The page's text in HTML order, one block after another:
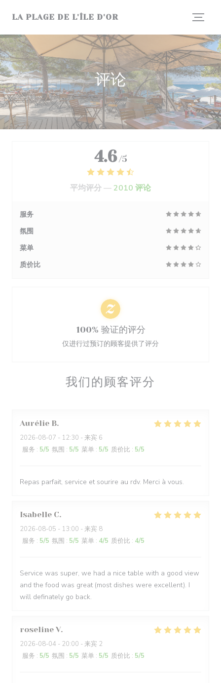
LA PLAGE DE L'ÎLE D'OR
评论
我们的顾客评分
Aurélie B
2026-08-07 - 12:30 - 来宾 6
服务 : 5/5 氛围 : 5/5 菜单 : 5/5 质价比 : 5/5
Repas parfait, service et sourire au rdv. Merci à vous.
Isabelle C
2026-08-05 - 13:00 - 来宾 8
服务 : 5/5 氛围 : 5/5 菜单 : 4/5 质价比 : 4/5
Service was super, we had a nice table with a good view
and the food was great (most dishes were excellent). I
will definately go back.
roseline V
2026-08-04 - 20:00 - 来宾 2
服务 : 5/5 氛围 : 5/5 菜单 : 5/5 质价比 : 5/5
4.6 /5
平均评分 — 2010 评论
服务
氛围
菜单
质价比
100% 验证的评分
仅进行过预订的顾客提供了评分